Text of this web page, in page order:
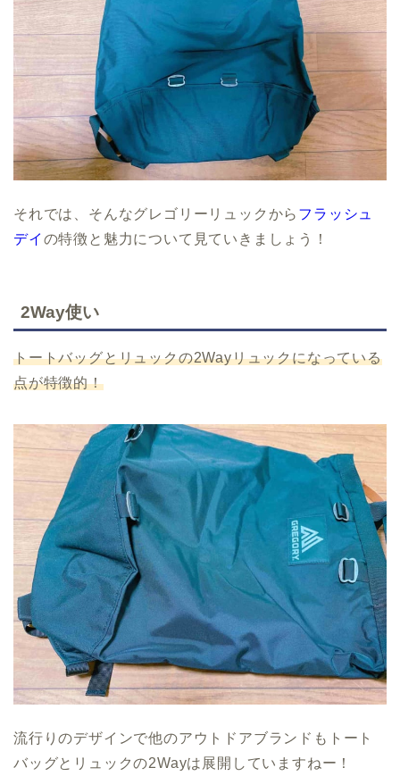
それでは、そんなグレゴリーリュックから フラッシュ
デイ の特徴と魅力について見ていきましょう！
2Way使い
トートバッグとリュックの2Wayリュックになっている
点が特徴的！
流行りのデザインで他のアウトドアブランドもトート
バッグとリュックの2Wayは展開していますねー！